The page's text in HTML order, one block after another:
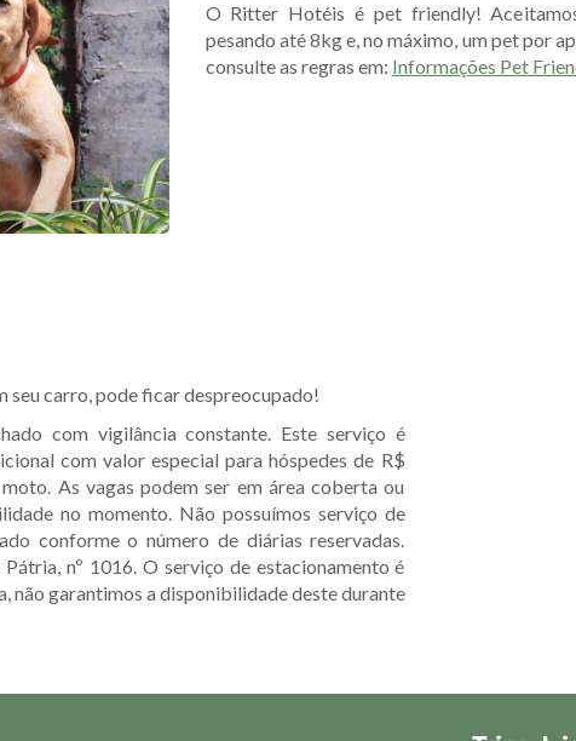
O Ritter Hotéis é pet friendly!
pesando até 8kg e, no máximo, um pet por
consulte as regras em: Informações Pet
seu carro, pode ficar despreocupado!
com vigilância constante. Este serviço é
com valor especial para hóspedes de R$
As vagas podem ser em área coberta ou
no momento. Não possuímos serviço de
conforme o número de diárias reservadas.
nº 1016. O serviço de estacionamento é
não garantimos a disponibilidade deste durante